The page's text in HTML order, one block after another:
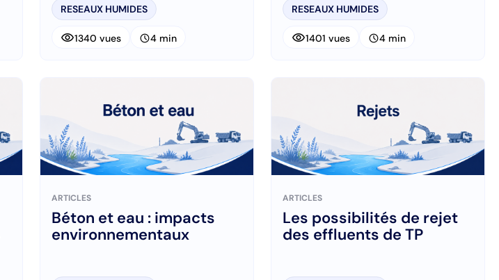
RESEAUX HUMIDES
visibility1340 vues schedule4 min
RESEAUX HUMIDES
visibility1401 vues schedule4 min
ARTICLES
Béton et eau : impacts
environnementaux
ARTICLES
Les possibilités de rejet
des effluents de TP